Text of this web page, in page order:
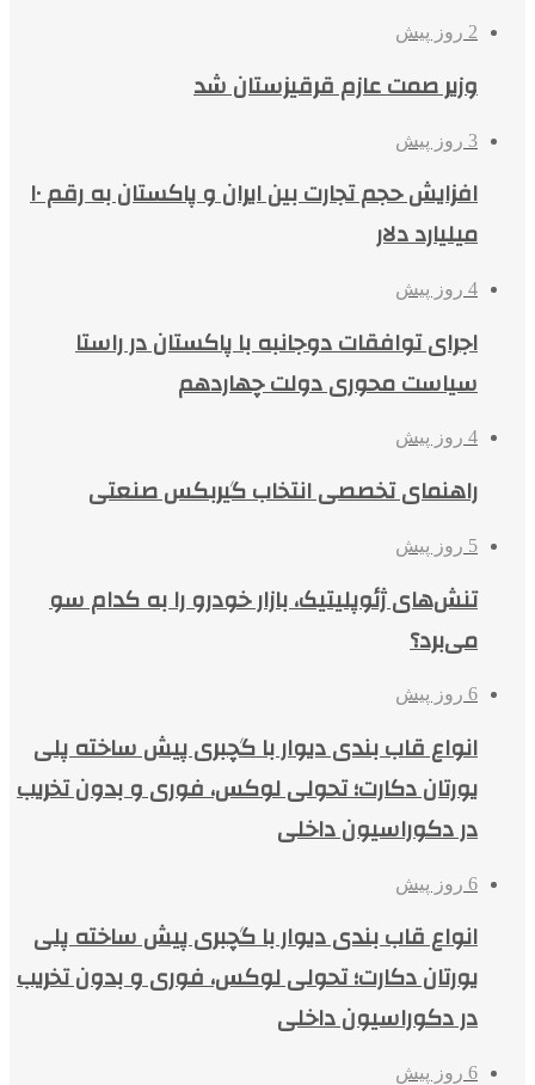
2 روز پیش
وزیر صمت عازم قرقیزستان شد
3 روز پیش
افزایش حجم تجارت بین ایران و پاکستان به رقم ۱۰
میلیارد دلار
4 روز پیش
اجرای توافقات دوجانبه با پاکستان در راستا
سیاست محوری دولت چهاردهم
4 روز پیش
راهنمای تخصصی انتخاب گیربکس صنعتی
5 روز پیش
تنش‌های ژئوپلیتیک، بازار خودرو را به کدام سو
می‌برد؟
6 روز پیش
انواع قاب بندی دیوار با گچبری پیش ساخته پلی
یورتان دکارت؛ تحولی لوکس، فوری و بدون تخریب
در دکوراسیون داخلی
6 روز پیش
انواع قاب بندی دیوار با گچبری پیش ساخته پلی
یورتان دکارت؛ تحولی لوکس، فوری و بدون تخریب
در دکوراسیون داخلی
6 روز پیش